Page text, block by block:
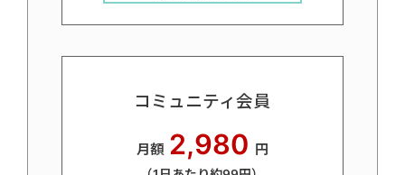
コミュニティ会員
月額 2,980 円